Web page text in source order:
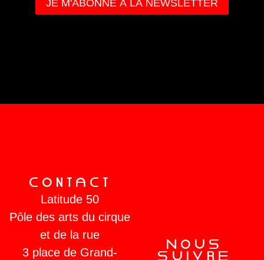
COnTaCT
Latitude 50
Pôle des arts du cirque
et de la rue
3 place de Grand-
NOUs